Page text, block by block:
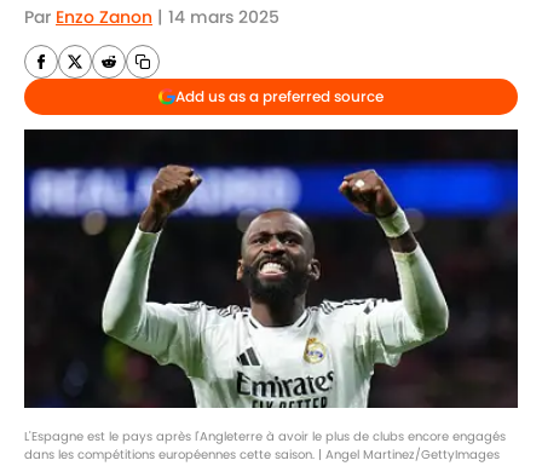
Par Enzo Zanon | 14 mars 2025
Add us as a preferred source
L'Espagne est le pays après l'Angleterre à avoir le plus de clubs encore engagés
dans les compétitions européennes cette saison. | Angel Martinez/GettyImages